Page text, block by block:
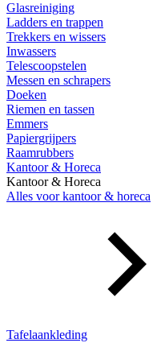
Glasreiniging
Ladders en trappen
Trekkers en wissers
Inwassers
Telescoopstelen
Messen en schrapers
Doeken
Riemen en tassen
Emmers
Papiergrijpers
Raamrubbers
Kantoor & Horeca
Kantoor & Horeca
Alles voor kantoor & horeca
Tafelaankleding